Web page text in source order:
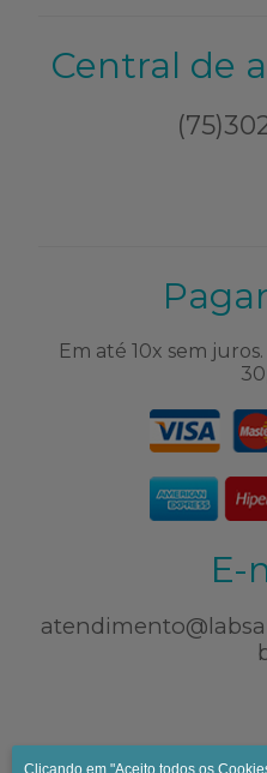
Central de
Em até 10x sem
E-
Clicando em "Aceito todos os